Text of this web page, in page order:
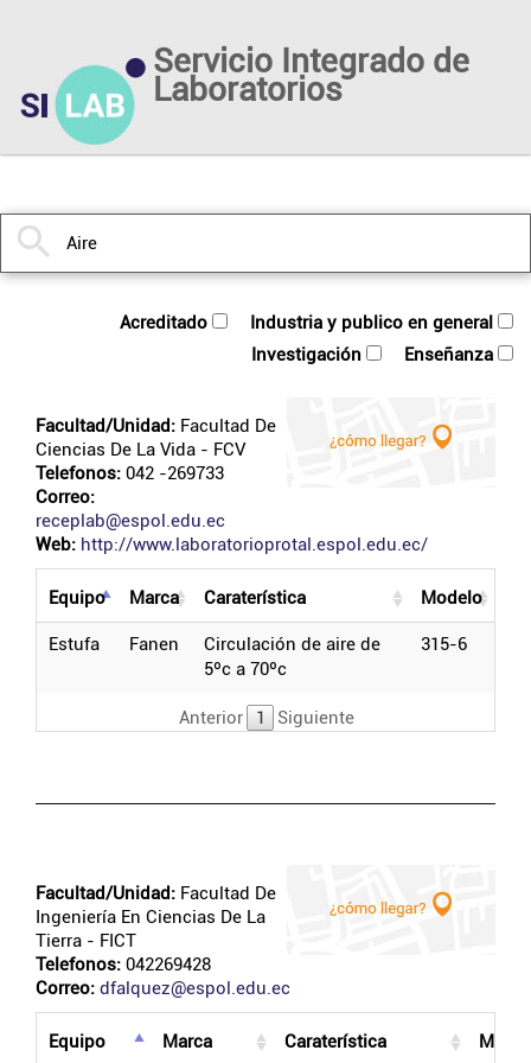
Servicio Integrado de
Laboratorios
acreditado
industria y publico en general
investigación
enseñanza
Facultad/Unidad: Facultad De
Ciencias De La Vida - FCV
Telefonos: 042 -269733
Correo:
receplab@espol.edu.ec
Web: http://www.laboratorioprotal.espol.edu.ec/
equipo marca caraterística modelo
estufa fanen
circulación de aire de
5ºc a 70ºc
315-6
Anterior 1 Siguiente
Facultad/Unidad: Facultad De
Ingeniería En Ciencias De La
Tierra - FICT
Telefonos: 042269428
Correo: dfalquez@espol.edu.ec
equipo marca caraterística